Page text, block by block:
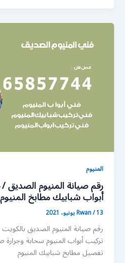
المنيوم
أبواب شبابيك مطابخ المنيوم
Rwan/13 يونيو، 2021
رقم صيانة المنيوم الصديق
تركيب أبواب المنيوم سحابة وجرارة
تفصيل مطابخ شبابيك المنيوم